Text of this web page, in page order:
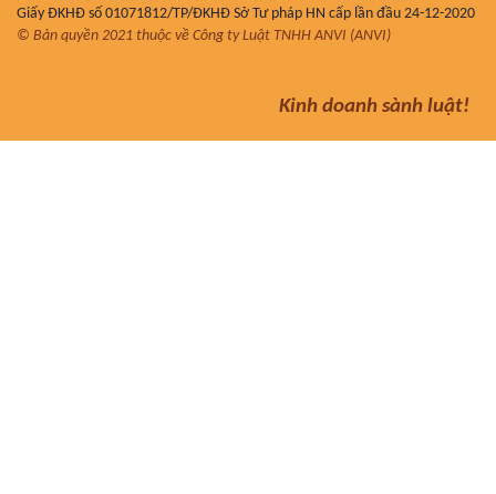
Giấy ĐKHĐ số 01071812/TP/ĐKHĐ Sở Tư pháp HN cấp lần đầu 24-12-2020
© Bản quyền 2021 thuộc về Công ty Luật TNHH ANVI (ANVI)
Kinh doanh sành luật!